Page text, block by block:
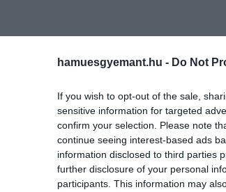
hamuesgyemant.hu - Do Not
If you wish to opt-out of the sale,
sensitive information for targeted
confirm your selection. Please note
continue seeing interest-based ads
information disclosed to third parties
further disclosure of your personal
participants. This information may